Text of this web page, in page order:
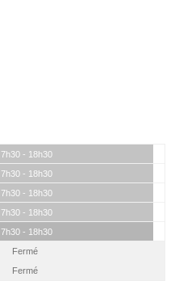
7h30 - 18h30
7h30 - 18h30
7h30 - 18h30
7h30 - 18h30
7h30 - 18h30
Fermé
Fermé